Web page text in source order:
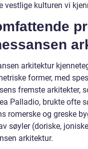
vestlige kulturen vi
arkitektur
former, med
fremste arkitekter,
Palladio, brukte ofte
romerske og greske
søyler (doriske,
arkitektur.